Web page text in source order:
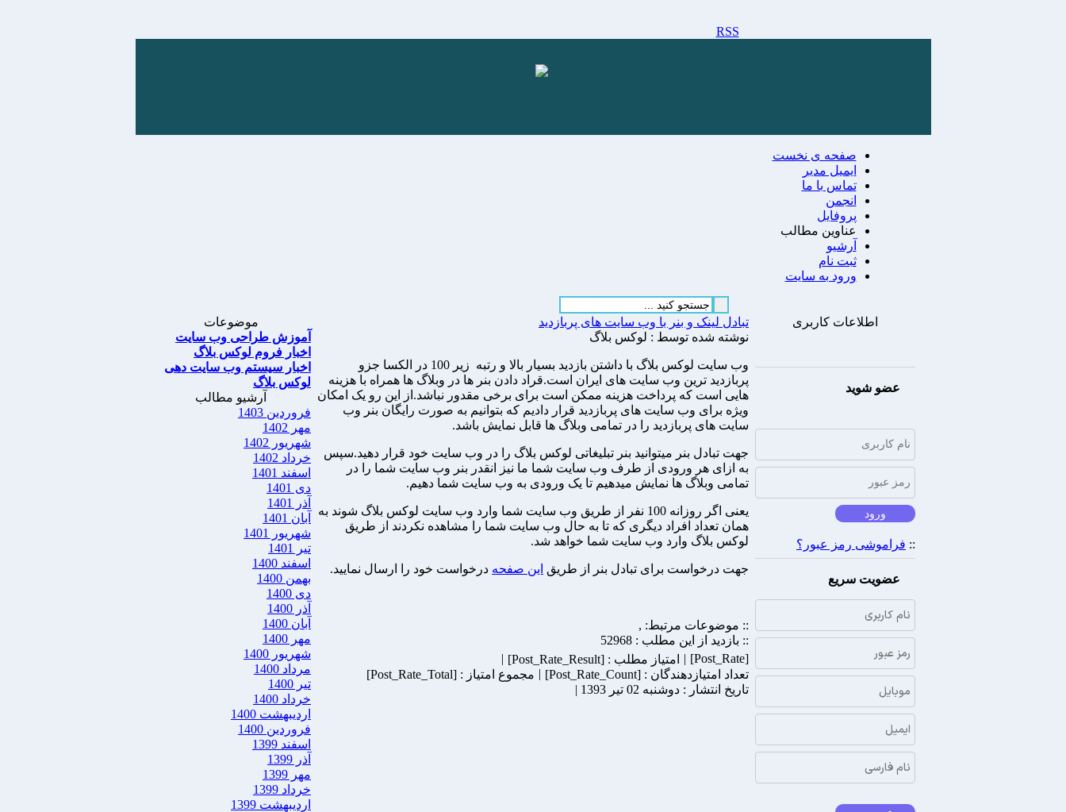
RSS
صفحه ی نخست
ایمیل مدیر
تماس با ما
انجمن
پروفایل
عناوین مطالب
آرشیو
ثبت نام
ورود به سایت
اطلاعات کاربری
عضو شوید
:: فراموشی رمز عبور؟
عضویت سریع
تبادل لینک و بنر با وب سایت های پربازدید
نوشته شده توسط : لوکس بلاگ
وب سایت لوکس بلاگ با داشتن بازدید بسیار بالا و رتبه زیر 100 در الکسا جزو
پربازدید ترین وب سایت های ایران است.قراد دادن بنر ها در وبلاگ ها همراه با هزینه
هایی است که پرداخت هزینه ممکن است برای برخی مقدور نباشد.از این رو یک امکان
ویژه برای وب سایت های پربازدید قرار دادیم که بتوانیم به صورت رایگان بنر وب
سایت های پربازدید را در تمامی وبلاگ ها قابل نمایش باشد.
جهت تبادل بنر میتوانید بنر تبلیغاتی لوکس بلاگ را در وب سایت خود قرار دهید.سپس
به ازای هر ورودی از طرف وب سایت شما ما نیز انقدر بنر وب سایت شما را در
تمامی وبلاگ ها نمایش میدهیم تا یک ورودی به وب سایت شما دهیم.
یعنی اگر روزانه 100 نفر از طریق وب سایت شما وارد وب سایت لوکس بلاگ شوند به
همان تعداد افراد دیگری که تا به حال وب سایت شما را مشاهده نکردند از طریق
لوکس بلاگ وارد وب سایت شما خواهد شد.
جهت درخواست برای تبادل بنر از طریق این صفحه درخواست خود را ارسال نمایید.
:: موضوعات مرتبط: ,
:: بازدید از این مطلب : 52968
[Post_Rate]
| امتیاز مطلب : [Post_Rate_Result]
|
تعداد امتیازدهندگان : [Post_Rate_Count]
| مجموع امتیاز : [Post_Rate_Total]
تاریخ انتشار : دوشنبه 02 تیر 1393 |
موضوعات
آموزش طراحی وب سایت
اخبار فروم لوکس بلاگ
اخبار سیستم وب سایت دهی
لوکس بلاگ
آرشیو مطالب
فروردین 1403
مهر 1402
شهریور 1402
خرداد 1402
اسفند 1401
دی 1401
آذر 1401
آبان 1401
شهریور 1401
تیر 1401
اسفند 1400
بهمن 1400
دی 1400
آذر 1400
آبان 1400
مهر 1400
شهریور 1400
مرداد 1400
تیر 1400
خرداد 1400
اردیبهشت 1400
فروردین 1400
اسفند 1399
آذر 1399
مهر 1399
خرداد 1399
اردیبهشت 1399